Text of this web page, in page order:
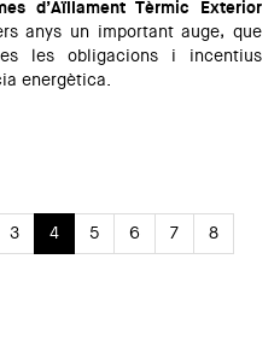
d’Aïllament Tèrmic Exterior
anys un important auge, que
les obligacions i incentius
energètica.
3 4 5 6 7
8